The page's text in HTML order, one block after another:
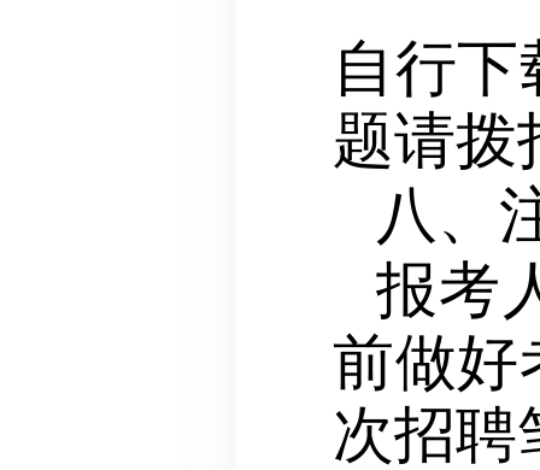
自行
题请拨
八、
报考
前做好
次招聘